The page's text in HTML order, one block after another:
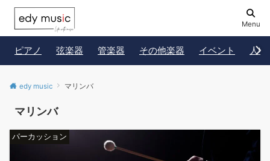
Menu
ピアノ 弦楽器 管楽器 その他楽器 イベント 人物
edy music マリンバ
マリンバ
パーカッション